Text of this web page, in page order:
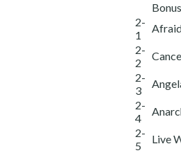
2-
1
2-
2
2-
3
2-
4
2-
5
Live